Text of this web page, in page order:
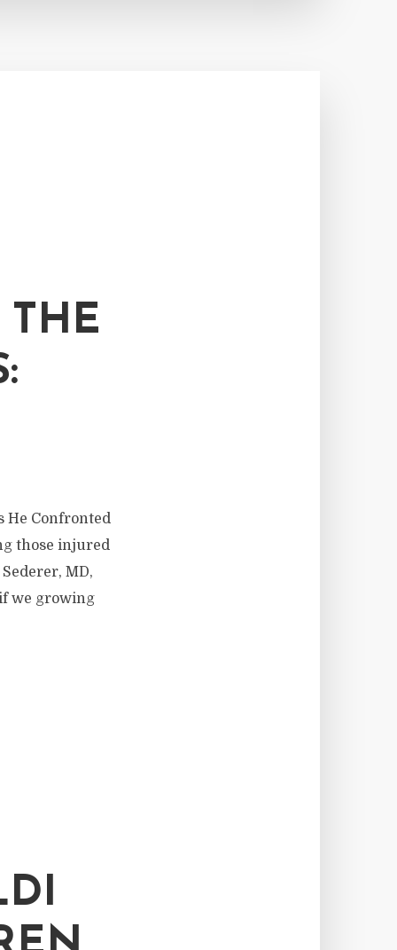
THE
He Confronted
those injured
MD,
we growing